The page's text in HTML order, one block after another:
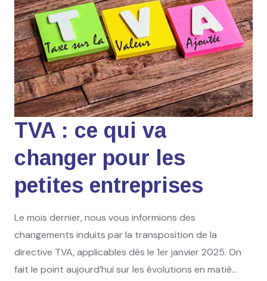
TVA : ce qui va
changer pour les
petites entreprises
Le mois dernier, nous vous informions des
changements induits par la transposition de la
directive TVA, applicables dès le 1er janvier 2025. On
fait le point aujourd’hui sur les évolutions en matiè...